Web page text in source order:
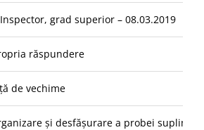
grad superior – 08.03.2019
răspundere
de vechime
și desfășurare a probei